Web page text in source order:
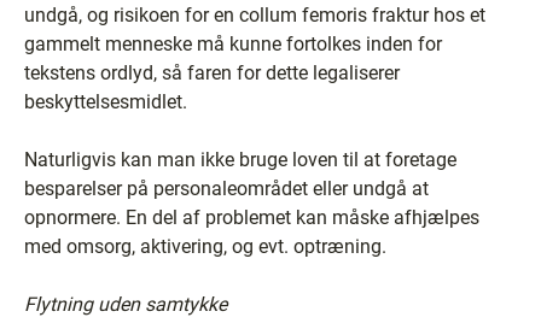
undgå, og risikoen for en collum femoris fraktur hos et
gammelt menneske må kunne fortolkes inden for
tekstens ordlyd, så faren for dette legaliserer
beskyttelsesmidlet.
Naturligvis kan man ikke bruge loven til at foretage
besparelser på personaleområdet eller undgå at
opnormere. En del af problemet kan måske afhjælpes
med omsorg, aktivering, og evt. optræning.
Flytning uden samtykke